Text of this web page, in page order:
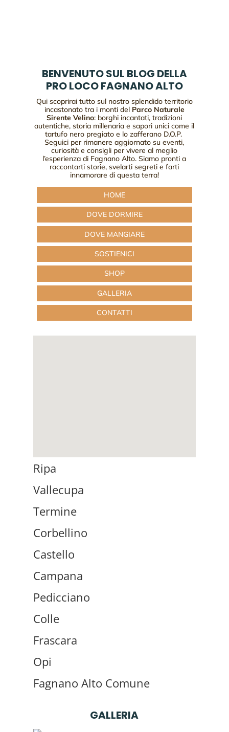
BENVENUTO SUL BLOG DELLA
PRO LOCO FAGNANO ALTO
Qui scoprirai tutto sul nostro splendido territorio
incastonato tra i monti del Parco Naturale
Sirente Velino: borghi incantati, tradizioni
autentiche, storia millenaria e sapori unici come il
tartufo nero pregiato e lo zafferano D.O.P.
Seguici per rimanere aggiornato su eventi,
curiosità e consigli per vivere al meglio
l’esperienza di Fagnano Alto. Siamo pronti a
raccontarti storie, svelarti segreti e farti
innamorare di questa terra!
HOME
DOVE DORMIRE
DOVE MANGIARE
SOSTIENICI
SHOP
GALLERIA
CONTATTI
Ripa
Vallecupa
Termine
Corbellino
Castello
Campana
Pedicciano
Colle
Frascara
Opi
Fagnano Alto Comune
GALLERIA